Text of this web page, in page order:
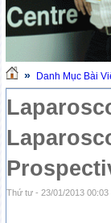
» Danh Mục Bài
Thứ tư - 23/01/2013 00:03